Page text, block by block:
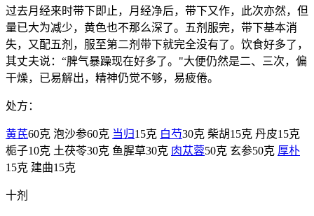
过去月经来时带下即止，月经净后，带下又作，此次亦然，但
量已大为减少，黄色也不那么深了。五剂服完，带下基本消
失，又配五剂，服至第二剂带下就完全没有了。饮食好多了，
其丈夫说：“脾气暴躁现在好多了。"大便仍然是二、三次，偏
干燥，已易解出，精神仍觉不够，易疲倦。
处方：
黄芪60克 泡沙参60克 当归15克 白芍30克 柴胡15克 丹皮15克
栀子10克 土茯苓30克 鱼腥草30克 肉苁蓉50克 玄参50克 厚朴
15克 建曲15克
十剂